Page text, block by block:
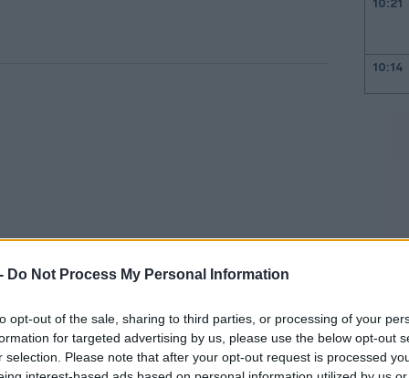
Do Not Process My Personal Information
opt-out of the sale, sharing to third parties, or processing of your
for targeted advertising by us, please use the below opt-out
selection. Please note that after your opt-out request is processed
πίσω της κυβέρνησης και τις
ότι αποτυπώνοναι στις δημόσιες
10:21
10:14
09:08